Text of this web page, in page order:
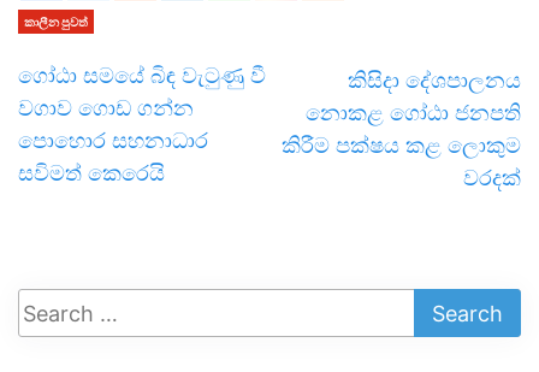
කාලීන පුවත්
ගෝඨා සමයේ බිඳ වැටුණු වී
වගාව ගොඩ ගන්න
පොහොර සහනාධාර
සවිමත් කෙරෙයි
කිසිදා දේශපාලනය
නොකළ ගෝඨා ජනපති
කිරීම පක්ෂය කළ ලොකුම
වරදක්